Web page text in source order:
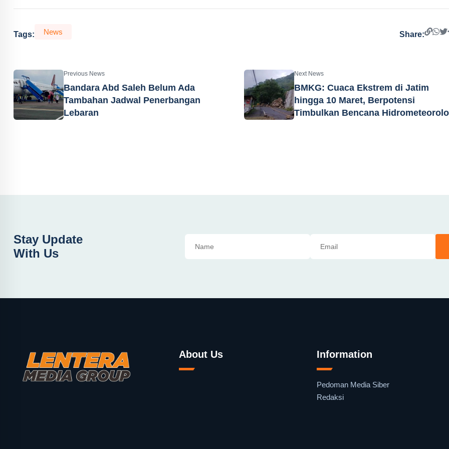
Tags: News Share:
Previous News
Bandara Abd Saleh Belum Ada
Tambahan Jadwal Penerbangan
Lebaran
Next News
BMKG: Cuaca Ekstrem di Jatim
hingga 10 Maret, Berpotensi
Timbulkan Bencana
Stay Update
With Us
About Us Information
Pedoman Media Siber
Redaksi